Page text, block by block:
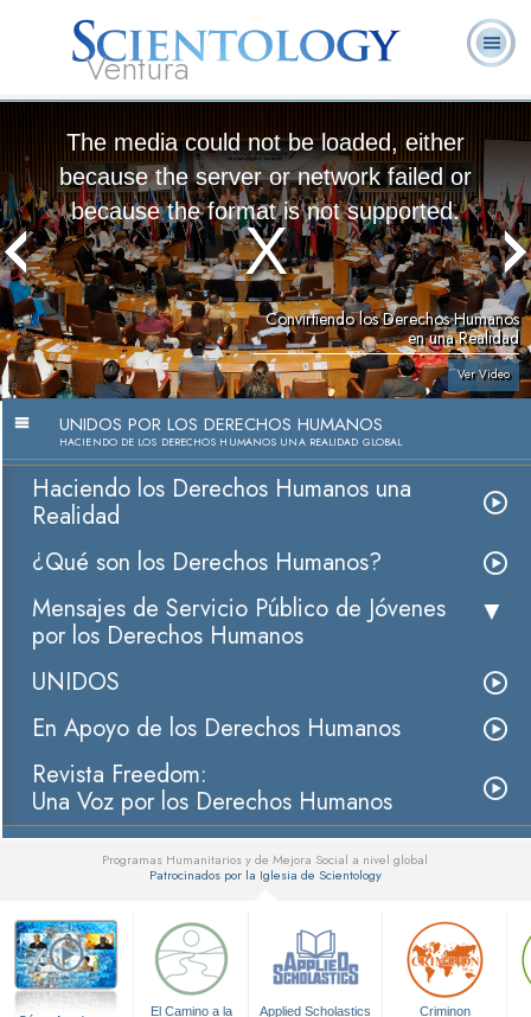
Ventura
The media could not be loaded, either
because the server or network failed or
because the format is not supported.
Convirtiendo los Derechos Humanos
en una Realidad
Ver Video
UNIDOS POR LOS DERECHOS HUMANOS
HACIENDO DE LOS DERECHOS HUMANOS UNA REALIDAD GLOBAL
Haciendo los Derechos Humanos una
Realidad
¿Qué son los Derechos Humanos?
Mensajes de Servicio Público de Jóvenes
por los Derechos Humanos
UNIDOS
En Apoyo de los Derechos Humanos
Revista Freedom:
Una Voz por los Derechos Humanos
Programas Humanitarios y de Mejora Social a nivel global
Patrocinados por la Iglesia de Scientology
El Camino a la
Applied Scholastics Criminon